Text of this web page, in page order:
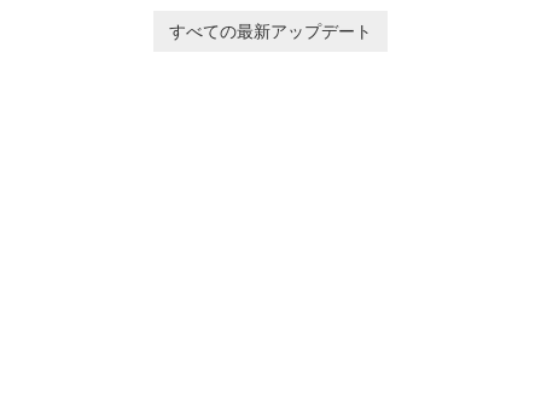
テージ、ターゲットファイル
embraces diverse opinion.
すべての最新アップデート